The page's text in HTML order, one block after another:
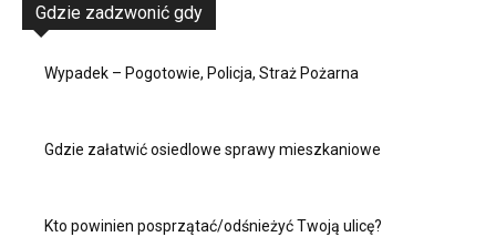
Gdzie zadzwonić gdy
Wypadek – Pogotowie, Policja, Straż Pożarna
Gdzie załatwić osiedlowe sprawy mieszkaniowe
Kto powinien posprzątać/odśnieżyć Twoją ulicę?